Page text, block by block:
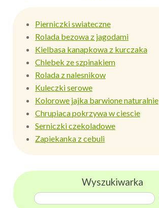
Pierniczki swiateczne
Rolada bezowa z jagodami
Kielbasa kanapkowa z kurczaka
Chlebek ze szpinakiem
Rolada z nalesnikow
Kuleczki serowe
Kolorowe jajka barwione naturalnie
Chrupiaca pokrzywa w ciescie
Serniczki czekoladowe
Zapiekanka z cebuli
Wyszukiwarka